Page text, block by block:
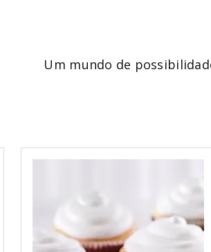
Um mundo de